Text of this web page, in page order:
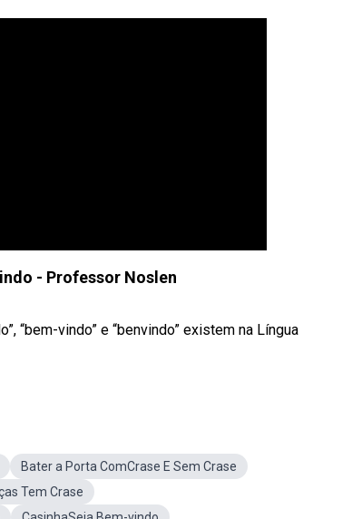
- Professor Noslen
“bem-vindo” e “benvindo” existem na Língua
Bater a Porta ComCrase E Sem Crase
Tem Crase